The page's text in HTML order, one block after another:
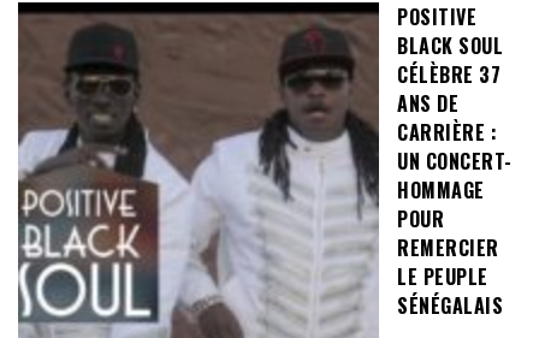
POSITIVE
BLACK SOUL
CÉLÈBRE 37
ANS DE
CARRIÈRE :
UN CONCERT-
HOMMAGE
POUR
REMERCIER
LE PEUPLE
SÉNÉGALAIS